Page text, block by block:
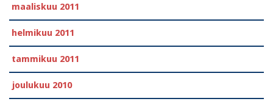
maaliskuu 2011
helmikuu 2011
tammikuu 2011
joulukuu 2010